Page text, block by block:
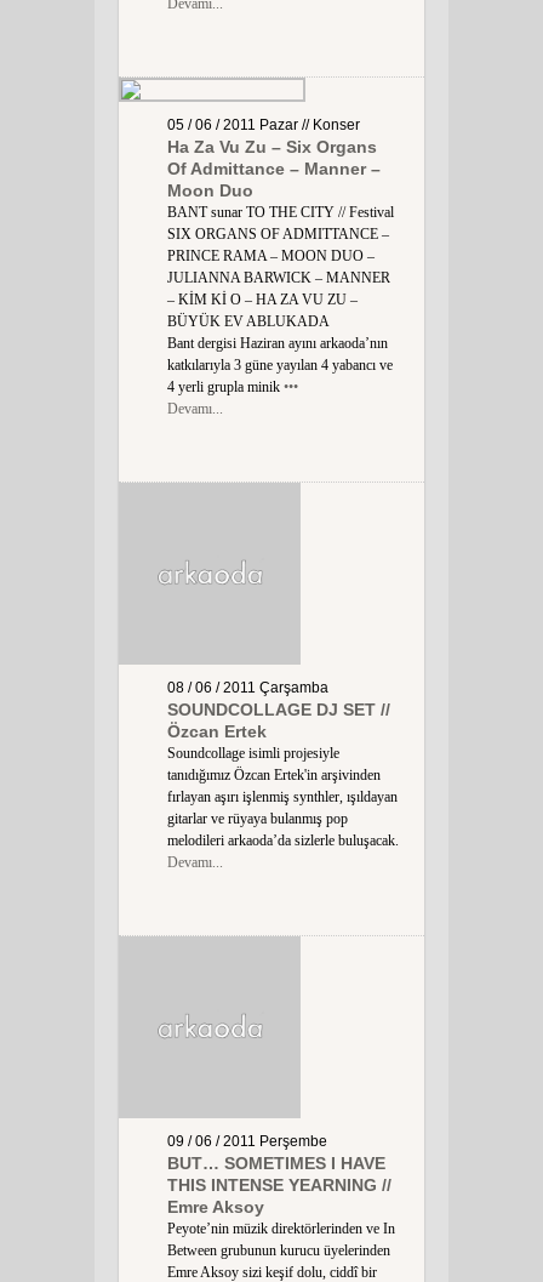
Devamı...
05 / 06 / 2011 Pazar // Konser
Ha Za Vu Zu – Six Organs
Of Admittance – Manner –
Moon Duo
BANT sunar TO THE CITY // Festival
SIX ORGANS OF ADMITTANCE –
PRINCE RAMA – MOON DUO –
JULIANNA BARWICK – MANNER
– KİM Kİ O – HA ZA VU ZU –
BÜYÜK EV ABLUKADA
Bant dergisi Haziran ayını arkaoda’nın
katkılarıyla 3 güne yayılan 4 yabancı ve
4 yerli grupla minik •••
Devamı...
08 / 06 / 2011 Çarşamba
SOUNDCOLLAGE DJ SET //
Özcan Ertek
Soundcollage isimli projesiyle
tanıdığımız Özcan Ertek'in arşivinden
fırlayan aşırı işlenmiş synthler, ışıldayan
gitarlar ve rüyaya bulanmış pop
melodileri arkaoda’da sizlerle buluşacak.
Devamı...
09 / 06 / 2011 Perşembe
BUT… SOMETIMES I HAVE
THIS INTENSE YEARNING //
Emre Aksoy
Peyote’nin müzik direktörlerinden ve In
Between grubunun kurucu üyelerinden
Emre Aksoy sizi keşif dolu, ciddî bir